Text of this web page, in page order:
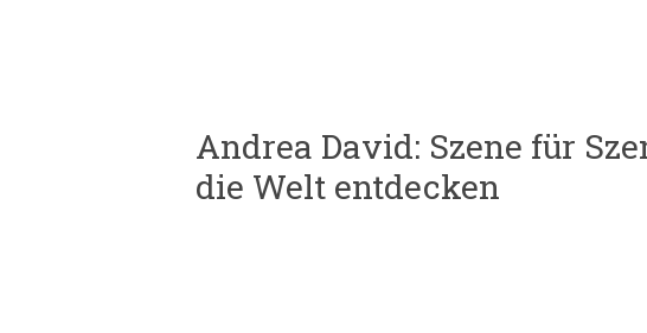
Andrea David: Szene für
die Welt entdecken